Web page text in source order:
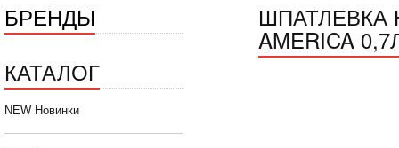
БРЕНДЫ
КАТАЛОГ
NEW Новинки
ШПАТЛЕВКА
AMERICA